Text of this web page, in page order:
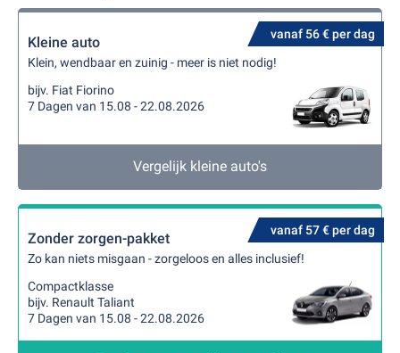
vanaf 56 € per dag
Kleine auto
Klein, wendbaar en zuinig - meer is niet nodig!
bijv. Fiat Fiorino
7 Dagen van 15.08 - 22.08.2026
Vergelijk kleine auto's
vanaf 57 € per dag
Zonder zorgen-pakket
Zo kan niets misgaan - zorgeloos en alles inclusief!
Compactklasse
bijv. Renault Taliant
7 Dagen van 15.08 - 22.08.2026